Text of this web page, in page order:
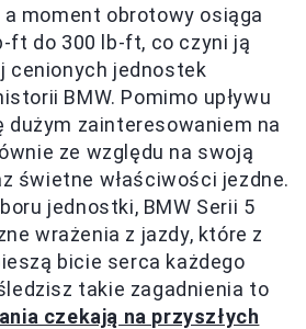
moment obrotowy osiąga
ft do 300 lb-ft, co czyni ją
cenionych jednostek
BMW. Pomimo upływu
dużym zainteresowaniem na
ze względu na swoją
świetne właściwości jezdne.
jednostki, BMW Serii 5
wrażenia z jazdy, które z
bicie serca każdego
takie zagadnienia to
czekają na przyszłych